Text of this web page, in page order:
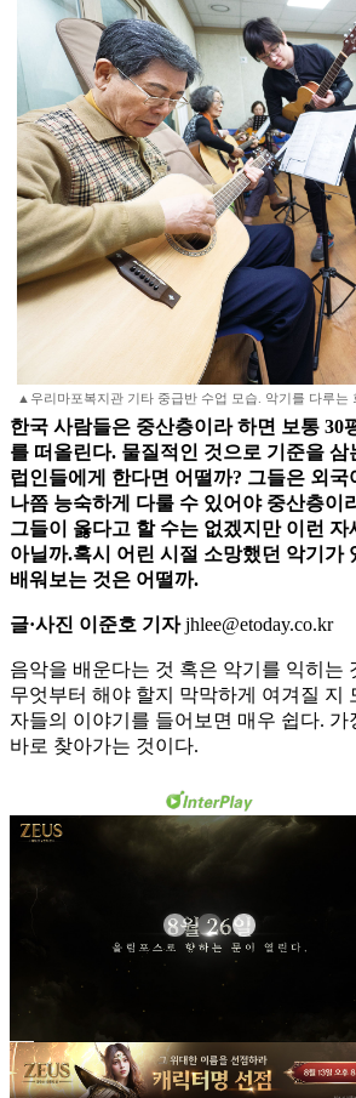
▲우리마포복지관 기타 중급반 수업 모습. 악기를 다루
한국 사람들은 중산층이라 하면 보통 30
를 떠올린다. 물질적인 것으로 기준을
럽인들에게 한다면 어떨까? 그들은 외
나쯤 능숙하게 다룰 수 있어야 중산층이
그들이 옳다고 할 수는 없겠지만 이런 자
아닐까.혹시 어린 시절 소망했던 악기가
배워보는 것은 어떨까.
글·사진 이준호 기자jhlee@etoday.co.kr
음악을 배운다는 것 혹은 악기를 익히는
무엇부터 해야 할지 막막하게 여겨질 지
자들의 이야기를 들어보면 매우 쉽다. 가
바로 찾아가는 것이다.